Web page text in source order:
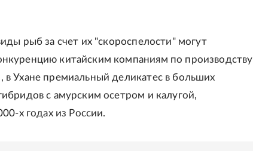
рыб за счет их "скороспелости" могут
китайским компаниям по производству
Ухане премиальный деликатес в больших
с амурским осетром и калугой,
х годах из России.